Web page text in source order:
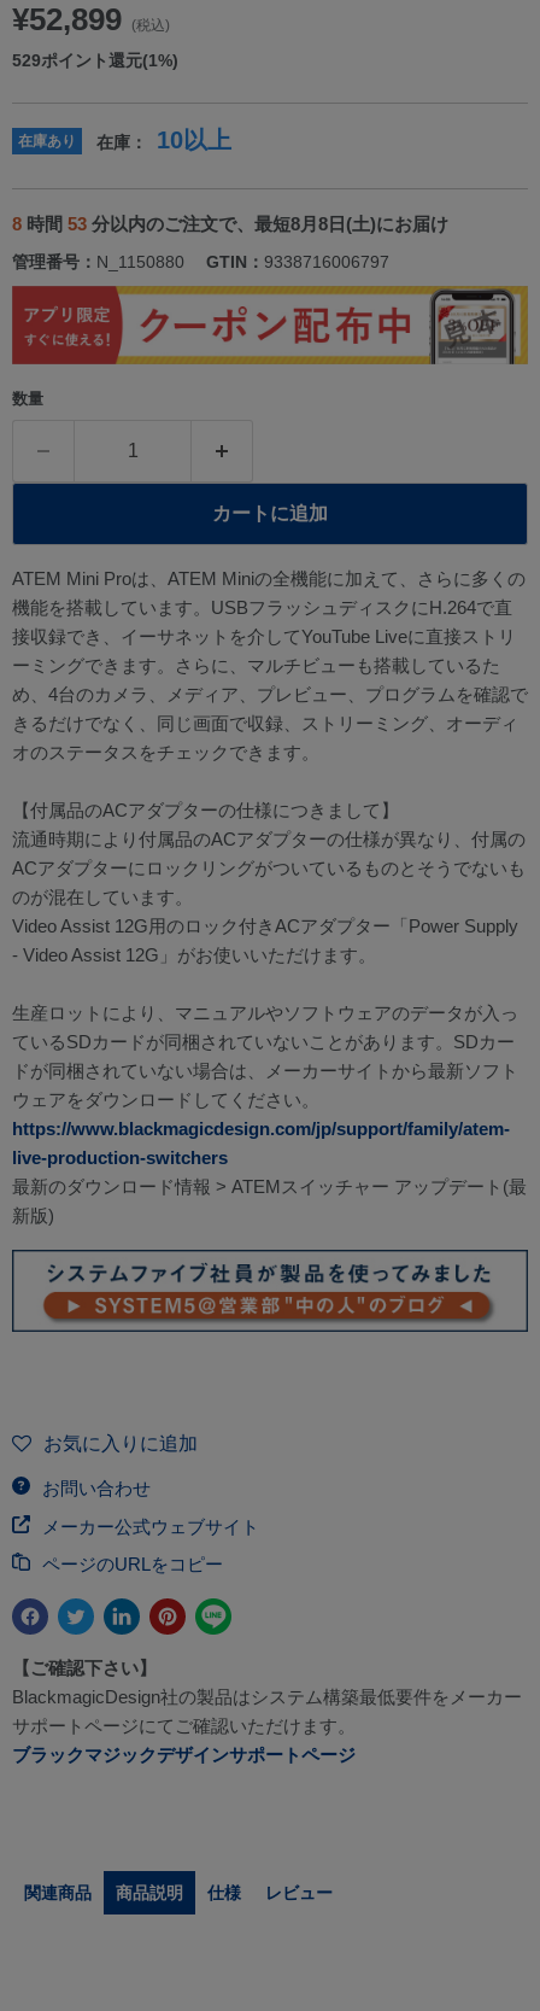
¥52,899 (税込)
529ポイント還元(1%)
在庫あり 在庫： 10以上
8 時間 53 分以内のご注文で、最短8月8日(土)にお届け
管理番号： N_1150880 GTIN： 9338716006797
数量
カートに追加
ATEM Mini Proは、ATEM Miniの全機能に加えて、さらに多くの
機能を搭載しています。USBフラッシュディスクにH.264で直
接収録でき、イーサネットを介してYouTube Liveに直接ストリ
ーミングできます。さらに、マルチビューも搭載しているた
め、4台のカメラ、メディア、プレビュー、プログラムを確認で
きるだけでなく、同じ画面で収録、ストリーミング、オーディ
オのステータスをチェックできます。
【付属品のACアダプターの仕様につきまして】
流通時期により付属品のACアダプターの仕様が異なり、付属の
ACアダプターにロックリングがついているものとそうでないも
のが混在しています。
Video Assist 12G用のロック付きACアダプター「Power Supply
- Video Assist 12G」がお使いいただけます。
生産ロットにより、マニュアルやソフトウェアのデータが入っ
ているSDカードが同梱されていないことがあります。SDカー
ドが同梱されていない場合は、メーカーサイトから最新ソフト
ウェアをダウンロードしてください。
https://www.blackmagicdesign.com/jp/support/family/atem-
live-production-switchers
最新のダウンロード情報 > ATEMスイッチャー アップデート(最
新版)
お気に入りに追加
お問い合わせ
メーカー公式ウェブサイト
ページのURLをコピー
【ご確認下さい】
BlackmagicDesign社の製品はシステム構築最低要件をメーカー
サポートページにてご確認いただけます。
ブラックマジックデザインサポートページ
関連商品 商品説明 仕様 レビュー